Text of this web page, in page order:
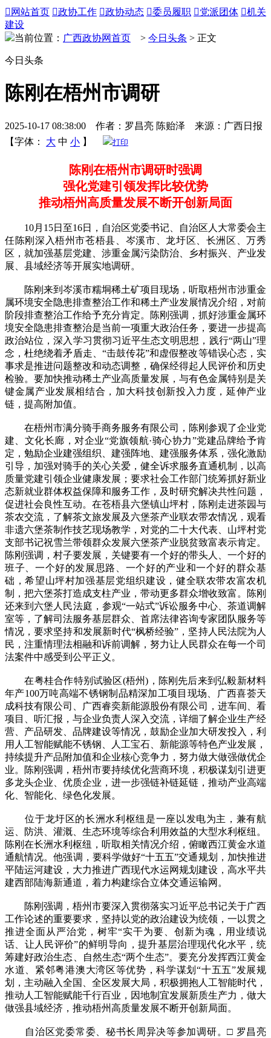
 网站首页 政协工作 政协动态 委员履职 党派团体 机关
建设
当前位置： 广西政协网首页 > 今日头条 > 正文
今日头条
陈刚在梧州市调研
2025-10-17 08:38:00 作者：罗昌亮 陈贻泽 来源：广西日报
【字体：
大 中 小 】 打印
陈刚在梧州市调研时强调
强化党建引领发挥比较优势
推动梧州高质量发展不断开创新局面
10月15日至16日，自治区党委书记、自治区人大常委会主
任陈刚深入梧州市苍梧县、岑溪市、龙圩区、长洲区、万秀
区，就加强基层党建、涉重金属污染防治、乡村振兴、产业发
展、县域经济等开展实地调研。
陈刚来到岑溪市糯垌稀土矿项目现场，听取梧州市涉重金
属环境安全隐患排查整治工作和稀土产业发展情况介绍，对前
阶段排查整治工作给予充分肯定。陈刚强调，抓好涉重金属环
境安全隐患排查整治是当前一项重大政治任务，要进一步提高
政治站位，深入学习贯彻习近平生态文明思想，践行“两山”理
念，杜绝绕着矛盾走、“击鼓传花”和虚假整改等错误心态，实
事求是推进问题整改和动态调整，确保经得起人民评价和历史
检验。要加快推动稀土产业高质量发展，与有色金属特别是关
键金属产业发展相结合，加大科技创新投入力度，延伸产业
链，提高附加值。
在梧州市满分骑手商务服务有限公司，陈刚参观了企业党
建、文化长廊，对企业“党旗领航·骑心协力”党建品牌给予肯
定，勉励企业建强组织、建强阵地、建强服务体系，强化激励
引导，加强对骑手的关心关爱，健全诉求服务直通机制，以高
质量党建引领企业健康发展；要求社会工作部门统筹抓好新业
态新就业群体权益保障和服务工作，及时研究解决共性问题，
促进社会良性互动。在苍梧县六堡镇山坪村，陈刚走进茶园与
茶农交流，了解茶文旅发展及六堡茶产业联农带农情况，观看
非遗六堡茶制作技艺现场教学，对党的二十大代表、山坪村党
支部书记祝雪兰带领群众发展六堡茶产业脱贫致富表示肯定。
陈刚强调，村子要发展，关键要有一个好的带头人、一个好的
班子、一个好的发展思路、一个好的产业和一个好的群众基
础，希望山坪村加强基层党组织建设，健全联农带农富农机
制，把六堡茶打造成支柱产业，带动更多群众增收致富。陈刚
还来到六堡人民法庭，参观“一站式”诉讼服务中心、茶道调解
室等，了解司法服务基层群众、首席法律咨询专家团队服务等
情况，要求坚持和发展新时代“枫桥经验”，坚持人民法院为人
民，注重情理法相融和诉前调解，努力让人民群众在每一个司
法案件中感受到公平正义。
在粤桂合作特别试验区(梧州)，陈刚先后来到弘毅新材料
年产100万吨高端不锈钢制品精深加工项目现场、广西喜荟天
成科技有限公司、广西睿奕新能源股份有限公司，进车间、看
项目、听汇报，与企业负责人深入交流，详细了解企业生产经
营、产品研发、品牌建设等情况，鼓励企业加大研发投入，利
用人工智能赋能不锈钢、人工宝石、新能源等特色产业发展，
持续提升产品附加值和企业核心竞争力，努力做大做强做优企
业。陈刚强调，梧州市要持续优化营商环境，积极谋划引进更
多龙头企业、优质企业，进一步强链补链延链，推动产业高端
化、智能化、绿色化发展。
位于龙圩区的长洲水利枢纽是一座以发电为主，兼有航
运、防洪、灌溉、生态环境等综合利用效益的大型水利枢纽。
陈刚在长洲水利枢纽，听取相关情况介绍，俯瞰西江黄金水道
通航情况。他强调，要科学做好“十五五”交通规划，加快推进
平陆运河建设，大力推进广西现代水运网规划建设，高水平共
建西部陆海新通道，着力构建综合立体交通运输网。
陈刚强调，梧州市要深入贯彻落实习近平总书记关于广西
工作论述的重要要求，坚持以党的政治建设为统领，一以贯之
推进全面从严治党，树牢“实干为要、创新为魂，用业绩说
话、让人民评价”的鲜明导向，提升基层治理现代化水平，统
筹建好政治生态、自然生态“两个生态”。要充分发挥西江黄金
水道、紧邻粤港澳大湾区等优势，科学谋划“十五五”发展规
划，主动融入全国、全区发展大局，积极拥抱人工智能时代，
推动人工智能赋能千行百业，因地制宜发展新质生产力，做大
做强县域经济，推动梧州高质量发展不断开创新局面。
自治区党委常委、秘书长周异决等参加调研。□ 罗昌亮